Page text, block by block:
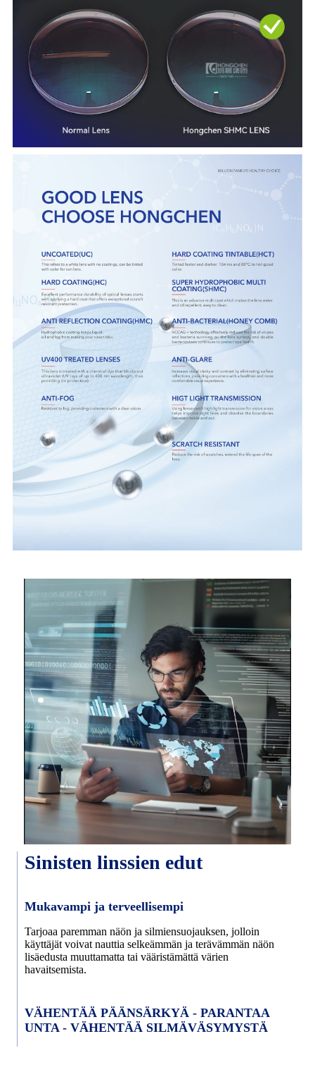
Sinisten linssien edut
Mukavampi ja terveellisempi
Tarjoaa paremman näön ja silmiensuojauksen, jolloin
käyttäjät voivat nauttia selkeämmän ja terävämmän näön
lisäedusta muuttamatta tai vääristämättä värien
havaitsemista.
VÄHENTÄÄ PÄÄNSÄRKYÄ - PARANTAA
UNTA - VÄHENTÄÄ SILMÄVÄSYMYSTÄ